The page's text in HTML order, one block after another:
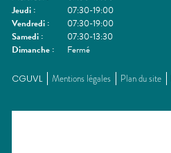
Jeudi :
07:30-19:00
Vendredi :
07:30-19:00
Samedi :
07:30-13:30
Dimanche : Fermé
CGUVL Mentions légales Plan du site